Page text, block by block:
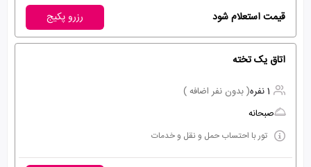
قیمت استعلام شود رزرو پکیج
اتاق یک تخته
1 نفره
( بدون نفر اضافه )
صبحانه
تور با احتساب حمل و نقل و خدمات